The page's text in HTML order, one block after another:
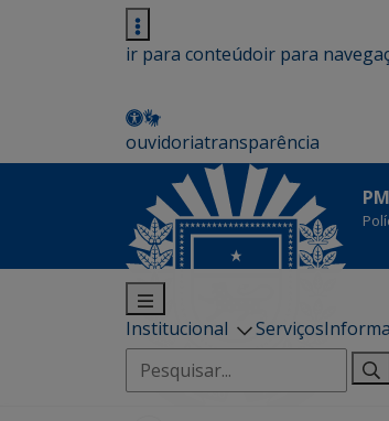
ir para conteúdoir para
ouvidoriatransparência
Institucional Serviços
Pesquisar
por: